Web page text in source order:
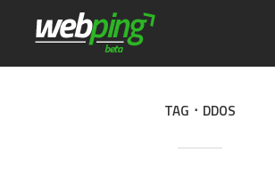
TAG DDOS